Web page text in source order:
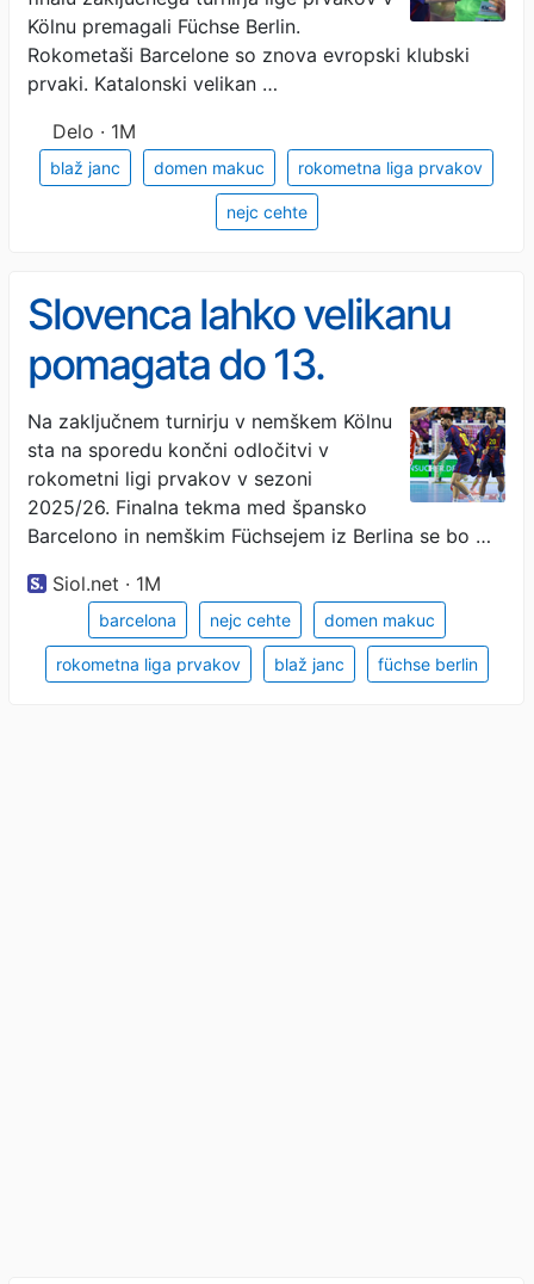
Kölnu premagali Füchse Berlin.
Rokometaši Barcelone so znova evropski klubski
prvaki. Katalonski velikan …
Delo · 1M
blaž janc domen makuc rokometna liga prvakov
nejc cehte
Slovenca lahko velikanu
pomagata do 13.
evropskega naslova
Na zaključnem turnirju v nemškem Kölnu
sta na sporedu končni odločitvi v
rokometni ligi prvakov v sezoni
2025/26. Finalna tekma med špansko
Barcelono in nemškim Füchsejem iz Berlina se bo …
Siol.net · 1M
barcelona nejc cehte domen makuc
rokometna liga prvakov blaž janc füchse berlin